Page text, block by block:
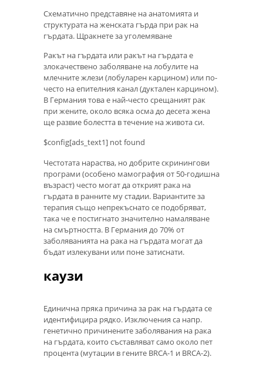
Схематично представяне на анатомията и
структурата на женската гърда при рак на
гърдата. Щракнете за уголемяване
Ракът на гърдата или ракът на гърдата е
злокачествено заболяване на лобулите на
млечните жлези (лобуларен карцином) или по-
често на епителния канал (дуктален карцином).
В Германия това е най-често срещаният рак
при жените, около всяка осма до десета жена
ще развие болестта в течение на живота си.
$config[ads_text1] not found
Честотата нараства, но добрите скринингови
програми (особено мамография от 50-годишна
възраст) често могат да открият рака на
гърдата в ранните му стадии. Вариантите за
терапия също непрекъснато се подобряват,
така че е постигнато значително намаляване
на смъртността. В Германия до 70% от
заболяванията на рака на гърдата могат да
бъдат излекувани или поне затиснати.
каузи
Единична пряка причина за рак на гърдата се
идентифицира рядко. Изключения са напр.
генетично причинените заболявания на рака
на гърдата, които съставляват само около пет
процента (мутации в гените BRCA-1 и BRCA-2).